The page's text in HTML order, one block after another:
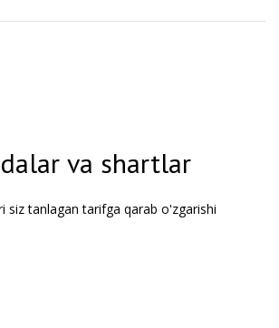
va shartlar
siz tanlagan tarifga qarab o'zgarishi